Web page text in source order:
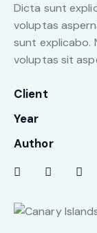
Dicta sunt
voluptas
sunt explicabo.
voluptas sit
Client
Year
Author